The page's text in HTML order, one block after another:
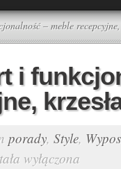
– meble recepcyjne,
i
porady, Style,
wyłączona